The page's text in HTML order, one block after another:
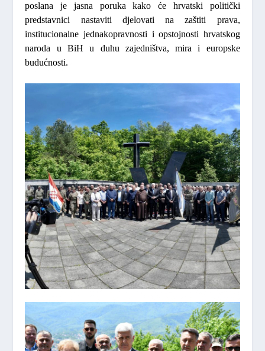
poslana je jasna poruka kako će hrvatski politički
predstavnici nastaviti djelovati na zaštiti prava,
institucionalne jednakopravnosti i opstojnosti hrvatskog
naroda u BiH u duhu zajedništva, mira i europske
budućnosti.